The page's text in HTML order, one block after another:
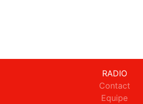
RADIO
Contact
Equipe